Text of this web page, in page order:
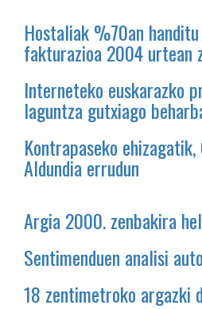
Hostaliak %70an
fakturazioa 2004 urtean
Interneteko euskarazko
laguntza gutxiago
Kontrapaseko ehizagatik,
Aldundia errudun
Argia 2000. zenbakira
Sentimenduen analisi
18 zentimetroko argazki